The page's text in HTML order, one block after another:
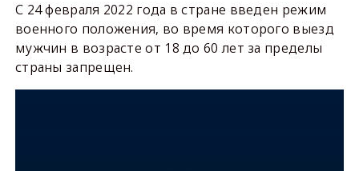
С 24 февраля 2022 года в стране введен режим
военного положения, во время которого выезд
мужчин в возрасте от 18 до 60 лет за пределы
страны запрещен.